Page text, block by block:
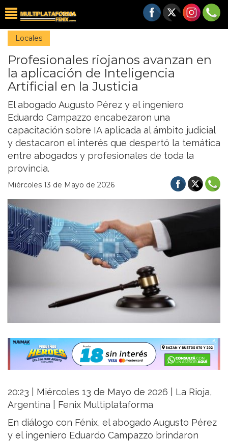
Locales
Profesionales riojanos avanzan en
la aplicación de Inteligencia
Artificial en la Justicia
El abogado Augusto Pérez y el ingeniero
Eduardo Campazzo encabezaron una
capacitación sobre IA aplicada al ámbito judicial
y destacaron el interés que despertó la temática
entre abogados y profesionales de toda la
provincia.
Miércoles 13 de Mayo de 2026
20:23 | Miércoles 13 de Mayo de 2026 | La Rioja,
Argentina | Fenix Multiplataforma
En diálogo con Fénix, el abogado Augusto Pérez
y el ingeniero Eduardo Campazzo brindaron